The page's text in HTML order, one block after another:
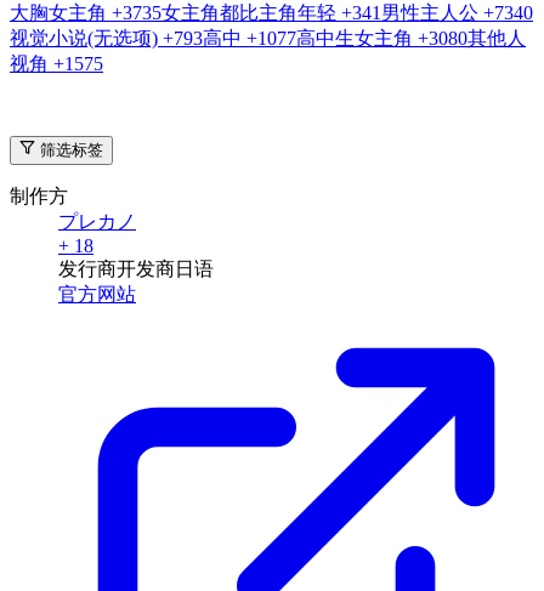
大胸女主角 +3735女主角都比主角年轻 +341 男性主人公 +7340
视觉小说(无选项) +793高中 +1077高中生女主角 +3080其他人
视角 +1575
筛选标签
制作方
プレカノ
+ 18
发行商开发商日语
官方网站